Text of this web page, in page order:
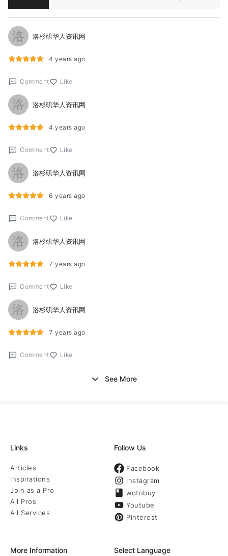
洛 洛杉矶华人资讯网
4 years ago
Comment Like
洛 洛杉矶华人资讯网
4 years ago
Comment Like
洛 洛杉矶华人资讯网
6 years ago
Comment Like
洛 洛杉矶华人资讯网
7 years ago
Comment Like
洛 洛杉矶华人资讯网
7 years ago
Comment Like
See More
Links
Articles
Inspirations
Join as a Pro
All Pros
All Services
Follow Us
Facebook
Instagram
wotobuy
Youtube
Pinterest
More Information Select Language